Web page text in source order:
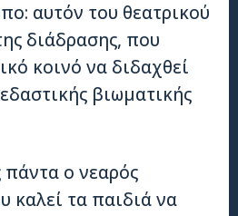
αυτόν του θεατρικού
διάδρασης, που
κοινό να διδαχθεί
βιωματικής
πάντα ο νεαρός
καλεί τα παιδιά να